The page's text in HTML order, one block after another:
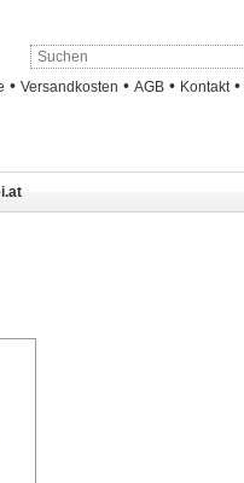
• Versandkosten • AGB • Kontakt •